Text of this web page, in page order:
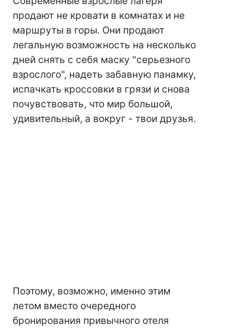
продают не кровати в комнатах и не
маршруты в горы. Они продают
легальную возможность на несколько
дней снять с себя маску "серьезного
взрослого", надеть забавную панамку,
испачкать кроссовки в грязи и снова
почувствовать, что мир большой,
удивительный, а вокруг - твои друзья.
Поэтому, возможно, именно этим
летом вместо очередного
бронирования привычного отеля